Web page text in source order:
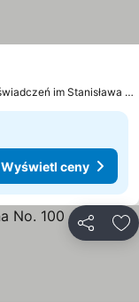
2.1 km do: Ogród Doświadczeń im Stanisława Lema
Wyświetl ceny